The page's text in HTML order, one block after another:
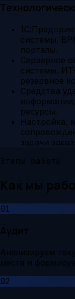
системы,
порталы.
Серверное
системы,
резервное
Средства
ресурсы.
Настройка,
задачи
Этапы работы
Как мы
01
Аудит
Анализируем
места и
02